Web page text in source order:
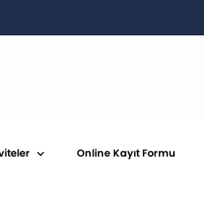
Online Kayıt Formu